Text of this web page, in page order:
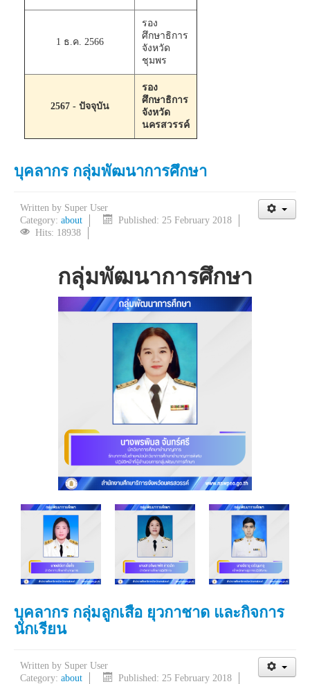
1 ธ.ค. 2566
รอง
ศึกษาธิการ
จังหวัด
ชุมพร
2567 - ปัจจุบัน
รอง
ศึกษาธิการ
จังหวัด
นครสวรรค์
บุคลากร กลุ่มพัฒนาการศึกษา
Written by Super User
Category: about
Published: 25 February 2018
Hits: 18938
กลุ่มพัฒนาการศึกษา
บุคลากร กลุ่มลูกเสือ ยุวกาชาด และกิจการ
นักเรียน
Written by Super User
Category: about
Published: 25 February 2018